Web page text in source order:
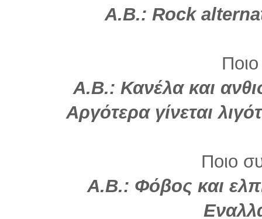
Α.Β.: Rock
Α.Β.: Κανέλα και
Αργότερα γίνεται
Ποιο
Α.Β.: Φόβος και